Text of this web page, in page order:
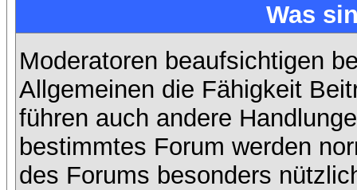
Was
Moderatoren beaufsichtigen
Allgemeinen die Fähigkeit
führen auch andere
bestimmtes Forum werden
des Forums besonders